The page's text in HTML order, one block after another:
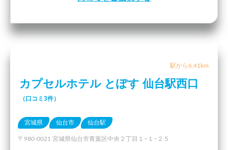
駅から6.41km
カプセルホテル とぽす 仙台駅西口
（口コミ3件）
宮城県 仙台市 仙台駅
〒980-0021 宮城県仙台市青葉区中央２丁目１−１−２５